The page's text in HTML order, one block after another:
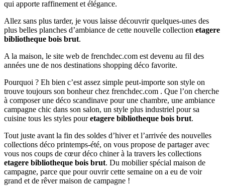
qui apporte raffinement et élégance.
Allez sans plus tarder, je vous laisse découvrir quelques-unes des
plus belles planches d’ambiance de cette nouvelle collection etagere
bibliotheque bois brut.
A la maison, le site web de frenchdec.com est devenu au fil des
années une de nos destinations shopping déco favorite.
Pourquoi ? Eh bien c’est assez simple peut-importe son style on
trouve toujours son bonheur chez frenchdec.com . Que l’on cherche
à composer une déco scandinave pour une chambre, une ambiance
campagne chic dans son salon, un style plus industriel pour sa
cuisine tous les styles pouretagere bibliotheque bois brut.
Tout juste avant la fin des soldes d’hiver et l’arrivée des nouvelles
collections déco printemps-été, on vous propose de partager avec
vous nos coups de cœur déco chiner à la travers les collections
etagere bibliotheque bois brut. Du mobilier spécial maison de
campagne, parce que pour ouvrir cette semaine on a eu de voir
grand et de rêver maison de campagne !